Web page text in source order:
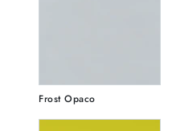
Frost Opaco